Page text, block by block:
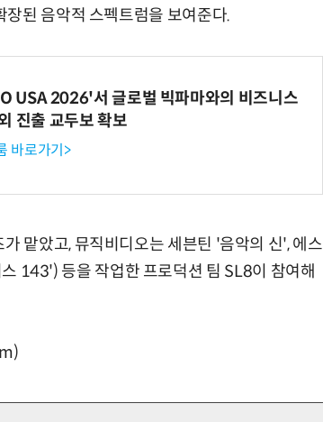
된 음악적 스펙트럼을 보여준다.
USA 2026'서 글로벌 빅파마와의 비즈니스
진출 교두보 확보
바로가기>
맡았고, 뮤직비디오는 세븐틴 '음악의 신', 에스
143') 등을 작업한 프로덕션 팀 SL8이 참여해